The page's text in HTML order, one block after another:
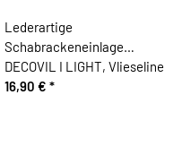
Lederartige
Schabrackeneinlage
DECOVIL I LIGHT, Vlieseline
16,90 € *